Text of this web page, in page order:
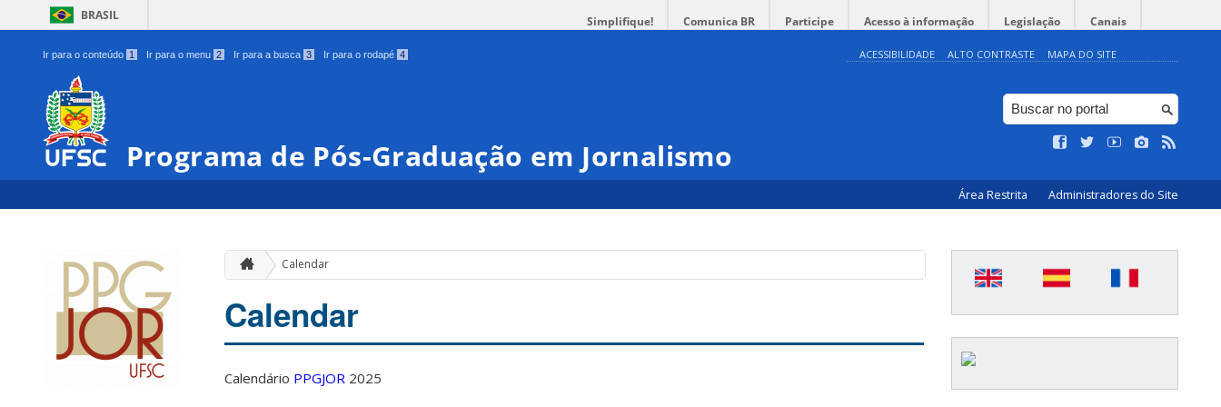
BRASIL Simplifique! Comunica BR Participe Acesso à informação Legislação Canais
Ir para o conteúdo 1 Ir para o menu 2 Ir para a busca 3 Ir para o rodapé 4 ACESSIBILIDADE ALTO CONTRASTE MAPA DO SITE
Programa de Pós-Graduação em Jornalismo
Área Restrita Administradores do Site
Calendar
Calendar
Calendário PPGJOR 2025